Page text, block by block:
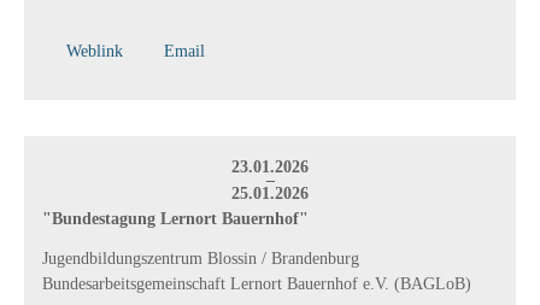
Weblink Email
23.01.2026
–
25.01.2026
"Bundestagung Lernort Bauernhof"
Jugendbildungszentrum Blossin / Brandenburg
Bundesarbeitsgemeinschaft Lernort Bauernhof e.V. (BAGLoB)